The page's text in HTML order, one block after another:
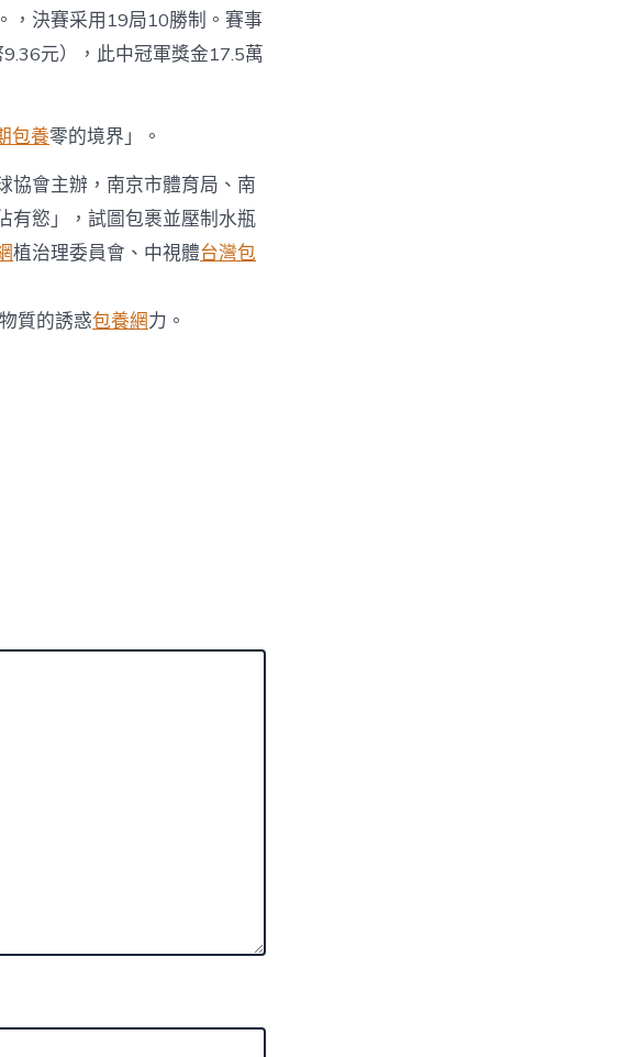
，決賽采用19局10勝制。賽事
9.36元），此中冠軍獎金17.5萬
包養零的境界」。
協會主辦，南京市體育局、南
有慾」，試圖包裹並壓制水瓶
植治理委員會、中視體台灣包
質的誘惑包養網力。